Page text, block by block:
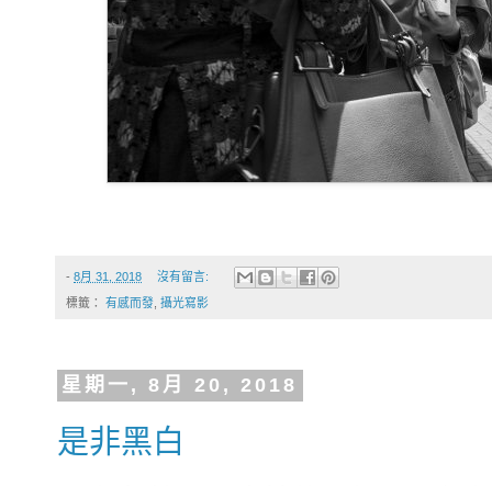
- 8月 31, 2018 沒有留言:
標籤： 有感而發 攝光寫影
星期一, 8月 20, 2018
是非黑白